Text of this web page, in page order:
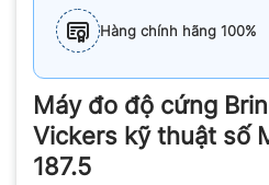
Hàng chính hãng 100%
Máy đo độ cứng
Vickers kỹ thuật số
187.5